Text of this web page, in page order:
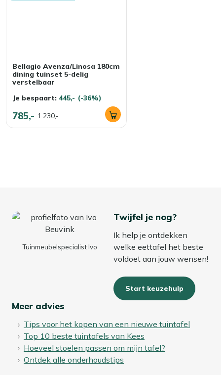
Bellagio Avenza/Linosa 180cm
dining tuinset 5-delig
verstelbaar
Je bespaart: 445,- (-36%)
785,- 1.230,-
Tuinmeubelspecialist Ivo
Twijfel je nog?
Ik help je ontdekken
welke eettafel het beste
voldoet aan jouw wensen!
Start keuzehulp
Meer advies
Tips voor het kopen van een nieuwe tuintafel
Top 10 beste tuintafels van Kees
Hoeveel stoelen passen om mijn tafel?
Ontdek alle onderhoudstips